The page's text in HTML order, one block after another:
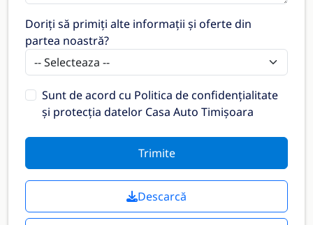
Doriți să primiți alte informații și oferte din
partea noastră?
Sunt de acord cu Politica de confidențialitate
și protecția datelor Casa Auto Timișoara
Trimite
Descarcă